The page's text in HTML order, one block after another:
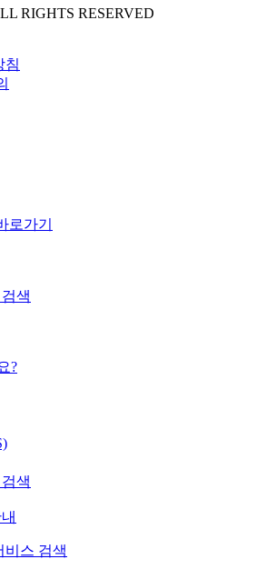
RIGHTS RESERVED
침
로가기
색
?
색
비스 검색